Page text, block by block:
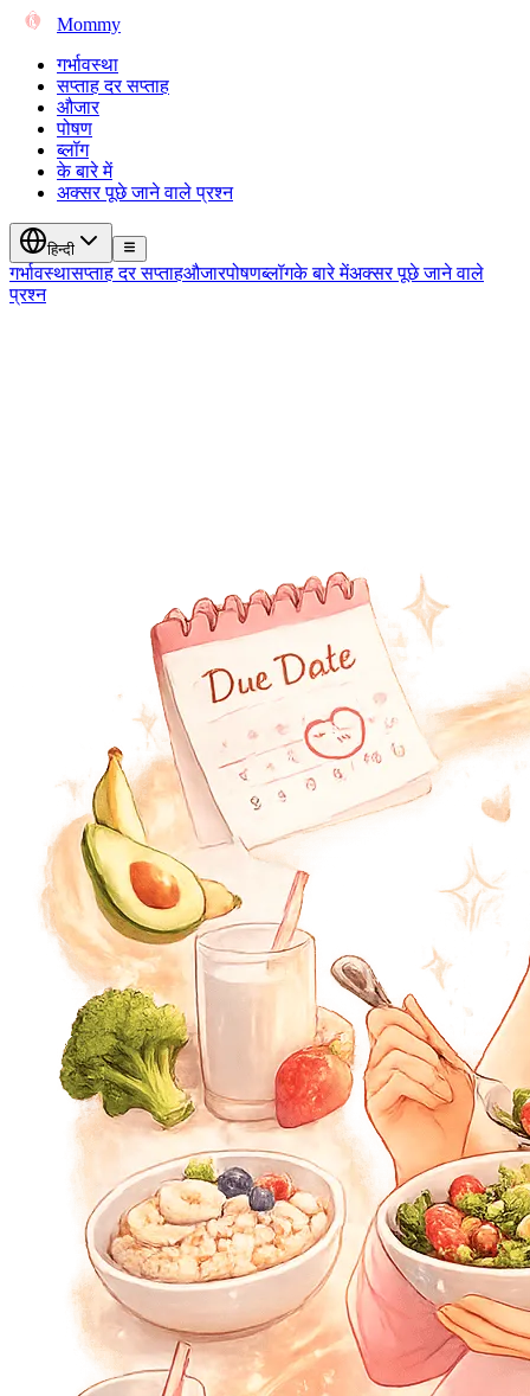
Mommy
गर्भावस्था
सप्ताह दर सप्ताह
औजार
पोषण
ब्लॉग
के बारे में
अक्सर पूछे जाने वाले प्रश्न
हिन्दी
गर्भावस्थासप्ताह दर सप्ताहऔजारपोषणब्लॉगके बारे मेंअक्सर पूछे जाने वाले
प्रश्न